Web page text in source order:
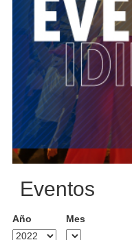
Eventos
Año Mes